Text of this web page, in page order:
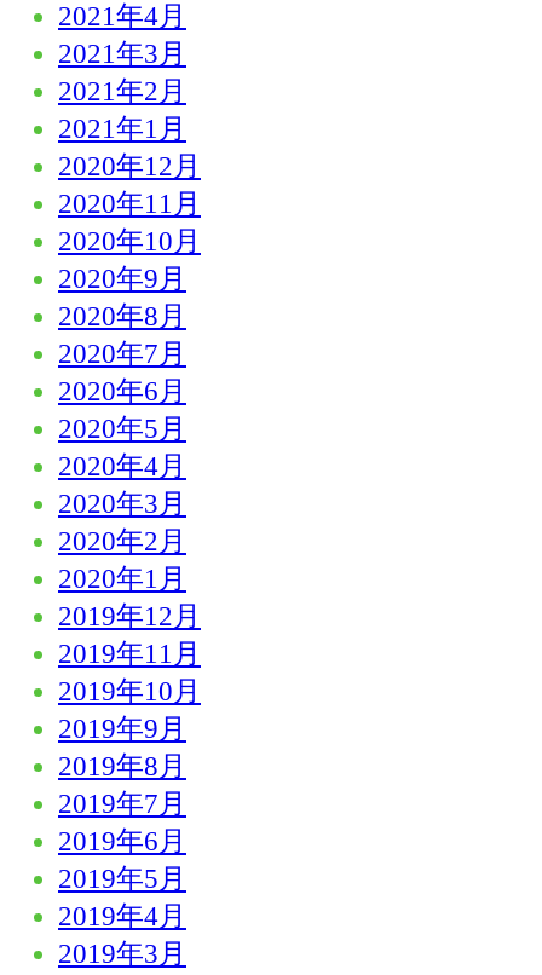
2021年4月
2021年3月
2021年2月
2021年1月
2020年12月
2020年11月
2020年10月
2020年9月
2020年8月
2020年7月
2020年6月
2020年5月
2020年4月
2020年3月
2020年2月
2020年1月
2019年12月
2019年11月
2019年10月
2019年9月
2019年8月
2019年7月
2019年6月
2019年5月
2019年4月
2019年3月